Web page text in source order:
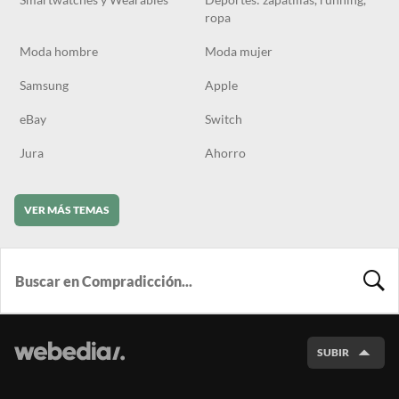
ropa
Moda hombre Moda mujer
Samsung Apple
eBay Switch
Jura Ahorro
VER MÁS TEMAS
SUBIR